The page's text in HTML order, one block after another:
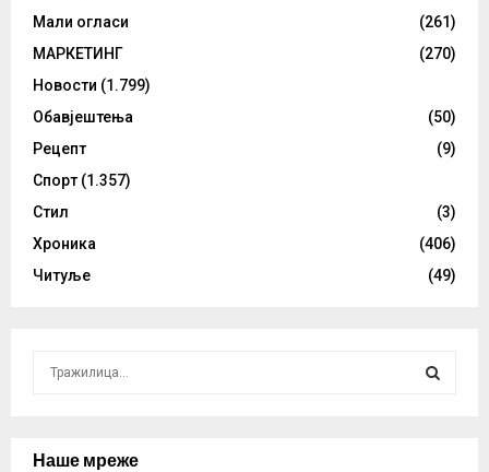
Мали огласи
(261)
МАРКЕТИНГ
(270)
Новости (1.799)
Обавјештења
(50)
Рецепт
(9)
Спорт (1.357)
Стил
(3)
Хроника
(406)
Читуље
(49)
cНаше мреже